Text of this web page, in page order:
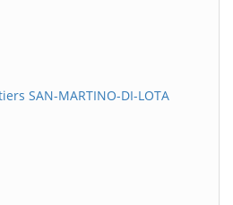
SAN-MARTINO-DI-LOTA